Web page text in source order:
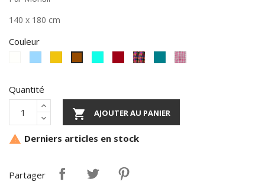
140 x 180 cm
Couleur
Bordeaucarreaux
bleu Carreaux
Quantité
 AJOUTER AU PANIER
 Derniers articles en stock
Partager